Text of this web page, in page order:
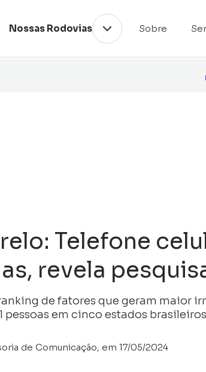
Nossas Rodovias Sobre
Telefone
revela
de fatores que geram maior
pessoas em cinco estados brasileiros
de Comunicação, em 17/05/2024